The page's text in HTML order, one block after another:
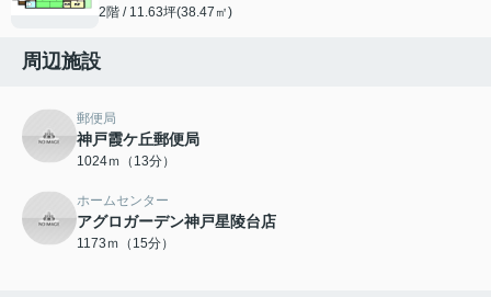
2階 / 11.63坪(38.47㎡)
周辺施設
郵便局
神戸霞ケ丘郵便局
1024ｍ（13分）
ホームセンター
アグロガーデン神戸星陵台店
1173ｍ（15分）